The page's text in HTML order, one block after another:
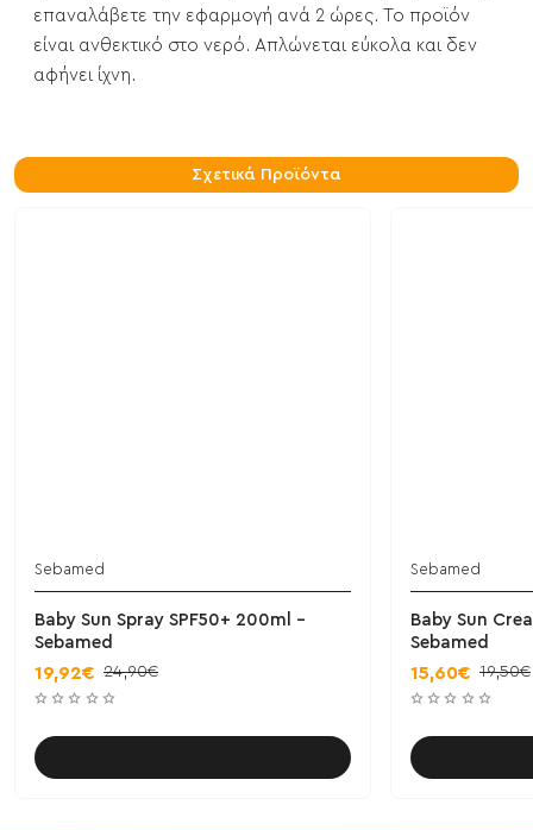
επαναλάβετε την εφαρμογή ανά 2 ώρες. Το προϊόν
είναι ανθεκτικό στο νερό. Απλώνεται εύκολα και δεν
αφήνει ίχνη.
Σχετικά Προϊόντα
Sebamed
Baby Sun Spray SPF50+ 200ml -
Sebamed
19,92€ 24,90€
Sebamed
Baby Sun
Sebamed
15,60€ 19,50€